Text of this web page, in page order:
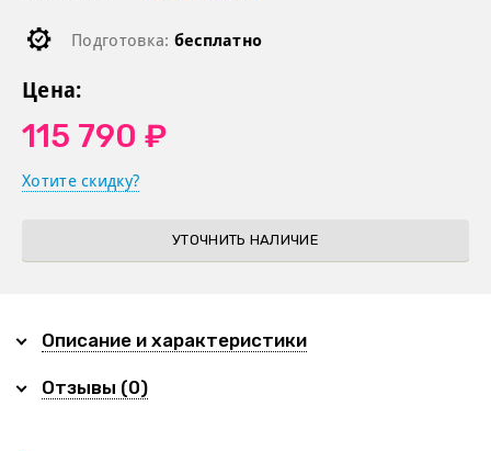
Подготовка: бесплатно
Цена:
115 790 ₽
Хотите скидку?
УТОЧНИТЬ НАЛИЧИЕ
Описание и характеристики
Отзывы (0)